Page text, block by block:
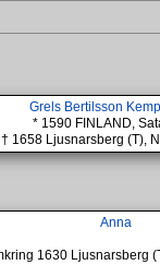
Grels Bertilsson
* 1590 FINLAND,
† 1658 Ljusnarsberg (T),
Anna
1630 Ljusnarsberg